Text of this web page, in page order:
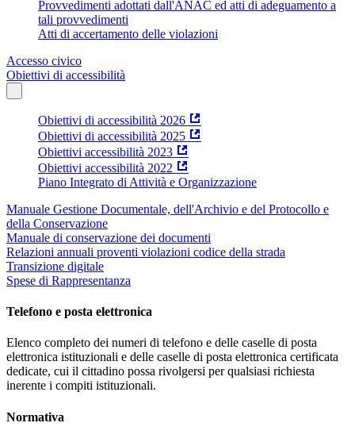
Provvedimenti adottati dall'ANAC ed atti di adeguamento a
tali provvedimenti
Atti di accertamento delle violazioni
Accesso civico
Obiettivi di accessibilità
Obiettivi di accessibilità 2026
Obiettivi di accessibilità 2025
Obiettivi accessibilità 2023
Obiettivi accessibilità 2022
Piano Integrato di Attività e Organizzazione
Manuale Gestione Documentale, dell'Archivio e del Protocollo e
della Conservazione
Manuale di conservazione dei documenti
Relazioni annuali proventi violazioni codice della strada
Transizione digitale
Spese di Rappresentanza
Telefono e posta elettronica
Elenco completo dei numeri di telefono e delle caselle di posta
elettronica istituzionali e delle caselle di posta elettronica certificata
dedicate, cui il cittadino possa rivolgersi per qualsiasi richiesta
inerente i compiti istituzionali.
Normativa